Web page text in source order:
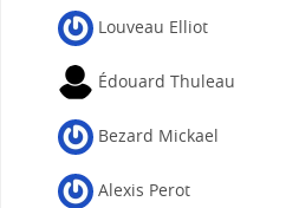
Louveau Elliot
Édouard Thuleau
Bezard Mickael
Alexis Perot